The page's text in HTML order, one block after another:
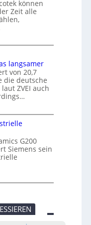
können
Zeit alle
langsamer
von 20,7
die deutsche
ZVEI auch
G200
Siemens sein